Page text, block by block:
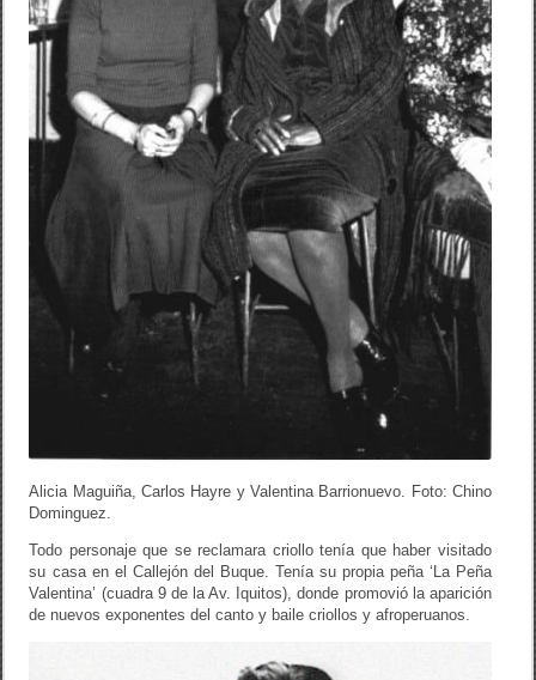
Alicia Maguiña, Carlos Hayre y Valentina Barrionuevo. Foto: Chino
Dominguez.
Todo personaje que se reclamara criollo tenía que haber visitado
su casa en el Callejón del Buque. Tenía su propia peña ‘La Peña
Valentina’ (cuadra 9 de la Av. Iquitos), donde promovió la aparición
de nuevos exponentes del canto y baile criollos y afroperuanos.